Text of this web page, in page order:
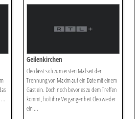
Geilenkirchen
Cleo lässt sich zum ersten Mal seit der
Trennung von Maxim auf ein Date mit einem
Gast ein. Doch noch bevor es zu dem Treffen
kommt, holt ihre Vergangenheit Cleo wieder
ein ...